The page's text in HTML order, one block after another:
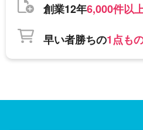
創業12年6,000件以
早い者勝ちの1点も